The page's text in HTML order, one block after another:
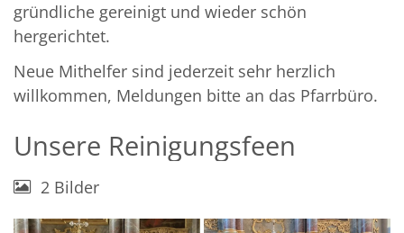
gründliche gereinigt und wieder schön
hergerichtet.
Neue Mithelfer sind jederzeit sehr herzlich
willkommen, Meldungen bitte an das Pfarrbüro.
Unsere Reinigungsfeen
2 Bilder